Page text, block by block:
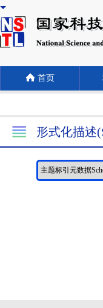
首页
形式化描述